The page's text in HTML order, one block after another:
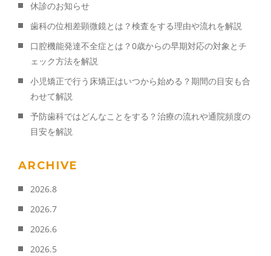
休診のお知らせ
歯科の位相差顕微鏡とは？検査をする理由や流れを解説
口腔機能発達不全症とは？0歳からの早期対応の対象とチ
ェック方法を解説
小児矯正で行う床矯正はいつから始める？期間の目安も合
わせて解説
予防歯科ではどんなことをする？治療の流れや通院頻度の
目安を解説
ARCHIVE
2026.8
2026.7
2026.6
2026.5